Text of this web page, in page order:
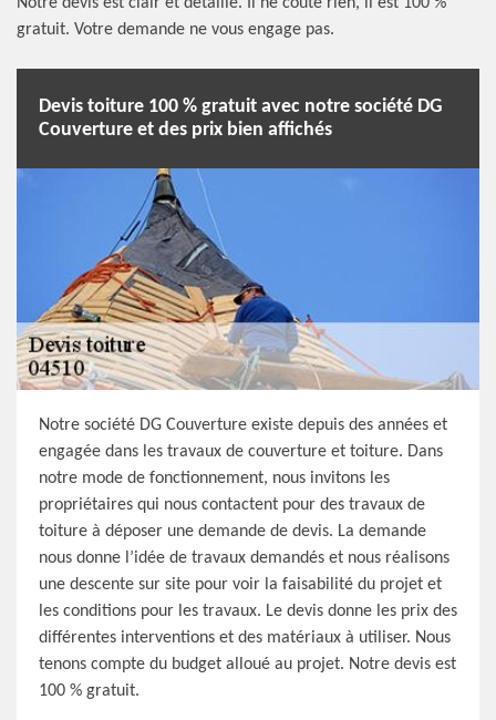
gratuit. Votre demande ne vous engage pas.
Devis toiture 100 % gratuit avec notre société DG
Couverture et des prix bien affichés
Notre société DG Couverture existe depuis des années et
engagée dans les travaux de couverture et toiture. Dans
notre mode de fonctionnement, nous invitons les
propriétaires qui nous contactent pour des travaux de
toiture à déposer une demande de devis. La demande
nous donne l’idée de travaux demandés et nous réalisons
une descente sur site pour voir la faisabilité du projet et
les conditions pour les travaux. Le devis donne les prix des
différentes interventions et des matériaux à utiliser. Nous
tenons compte du budget alloué au projet. Notre devis est
100 % gratuit.